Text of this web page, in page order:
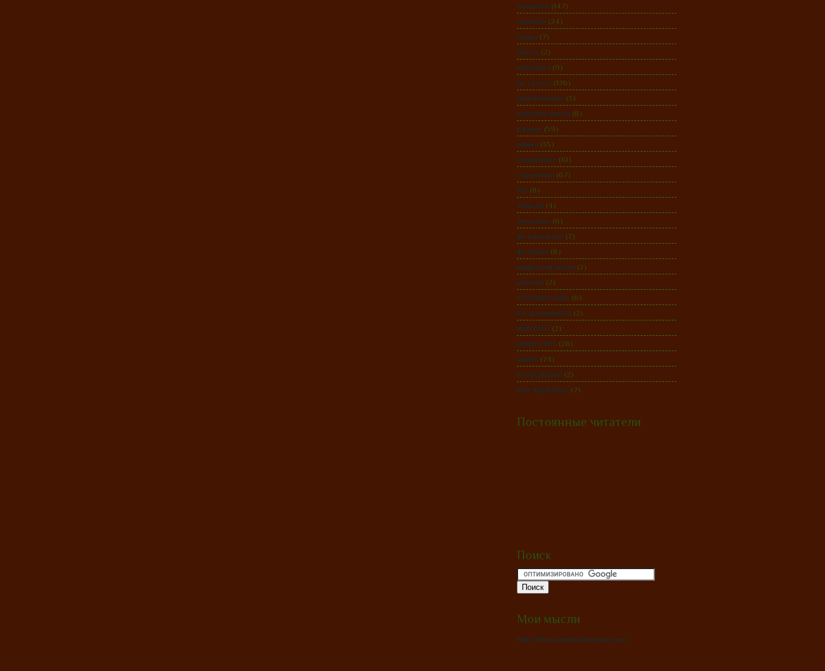
открытка (147)
палитра (24)
папка (7)
Пасха (2)
переплет (9)
по скетчу (126)
приглашение (3)
рабочее место (8)
разное (59)
рамка (35)
свадебное (10)
страничка (67)
тег (8)
Тильда (4)
тиснение (6)
фотоконкурс (7)
фотошоп (8)
цифровой скрап (2)
шаблон (2)
december daily (6)
life.documented (2)
matchbox (2)
project 365 (26)
smash (74)
travel journal (2)
true inspiration (7)
Постоянные читатели
Поиск
Мои мысли
http://floria-notes.blogspot.com/